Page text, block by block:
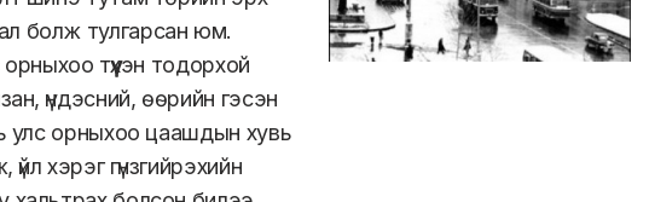
болж тулгарсан юм.
түүхэн тодорхой
үндэсний, өөрийн гэсэн
улс орныхоо цаашдын хувь
хэрэг гүнзгийрэхийн